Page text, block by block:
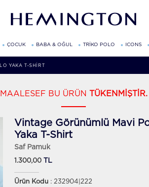
ÇOCUK BABA & OĞUL TRİKO POLO ICONS
YAKA T-SHIRT
MAALESEF BU ÜRÜN TÜKENMİŞTİR.
Vintage Görünümlü Mavi
Yaka T-Shirt
Saf Pamuk
1.300,00 TL
Ürün Kodu : 232904|222